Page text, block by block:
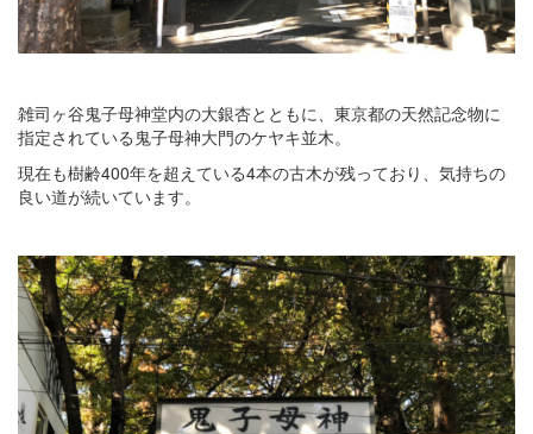
雑司ヶ谷鬼子母神堂内の大銀杏とともに、東京都の天然記念物に
指定されている鬼子母神大門のケヤキ並木。
現在も樹齢400年を超えている4本の古木が残っており、気持ちの
良い道が続いています。